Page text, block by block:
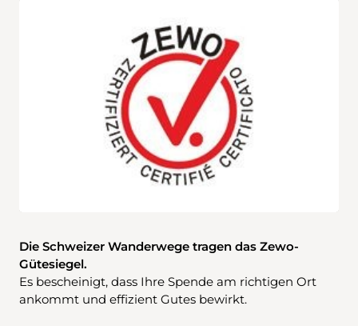
Die Schweizer Wanderwege tragen das Zewo-
Gütesiegel.
Es bescheinigt, dass Ihre Spende am richtigen Ort
ankommt und effizient Gutes bewirkt.